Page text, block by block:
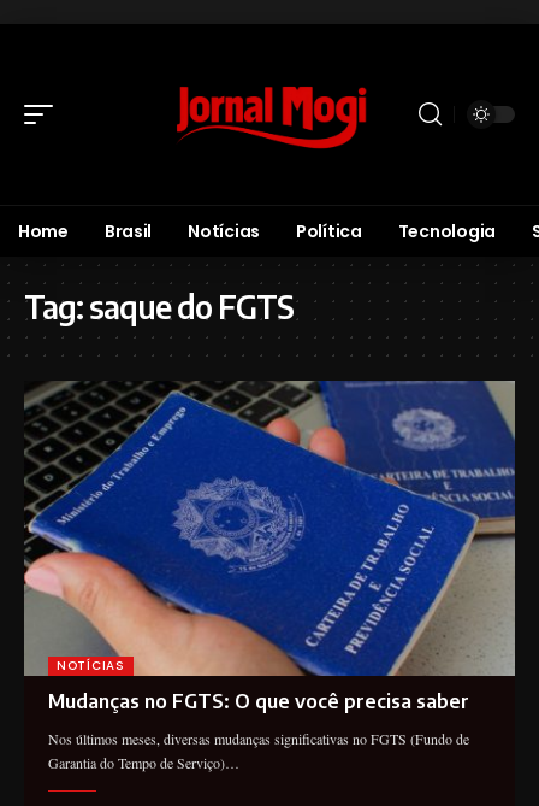
Home Brasil Notícias Política Tecnologia
Tag:saque do FGTS
NOTÍCIAS
Mudanças no FGTS: O que você precisa saber
Nos últimos meses, diversas mudanças significativas no FGTS (Fundo de
Garantia do Tempo de Serviço)…